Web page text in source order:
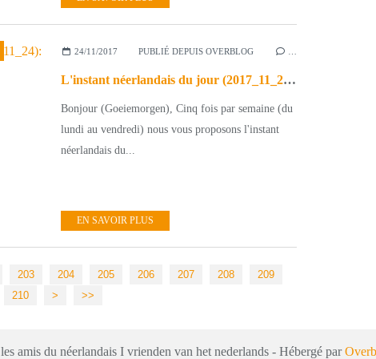
24/11/2017 PUBLIÉ DEPUIS OVERBLOG
L'instant néerlandais du jour (2017_11_24): de synagoge
Bonjour (Goeiemorgen), Cinq fois par semaine (du
lundi au vendredi) nous vous proposons l'instant
néerlandais du...
EN SAVOIR PLUS
203 204 205 206 207 208
209
210
220
230
240
250
260
270
280
290
> >>
les amis du néerlandais I vrienden van het nederlands - Hébergé par